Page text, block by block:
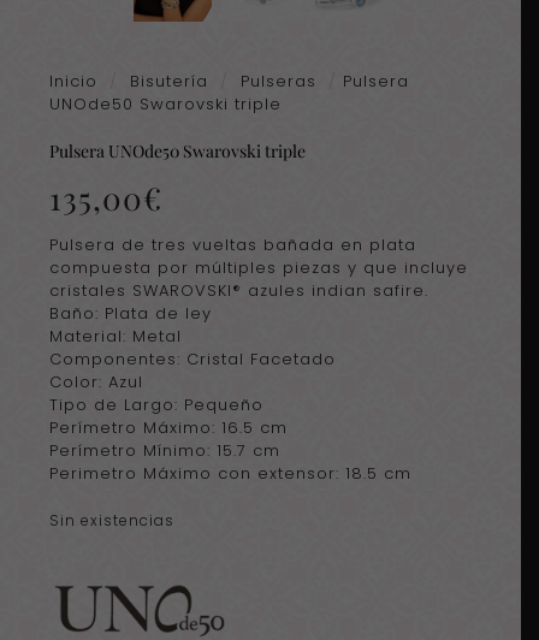
Inicio Bisutería Pulseras
Pulsera
UNOde50 Swarovski triple
Pulsera UNOde50 Swarovski triple
135,00€
Pulsera de tres vueltas bañada en plata
compuesta por múltiples piezas y que incluye
cristales SWAROVSKI® azules indian safire.
Baño: Plata de ley
Material: Metal
Componentes: Cristal Facetado
Color: Azul
Tipo de Largo: Pequeño
Perímetro Máximo: 16.5 cm
Perímetro Mínimo: 15.7 cm
Perimetro Máximo con extensor: 18.5 cm
Sin existencias